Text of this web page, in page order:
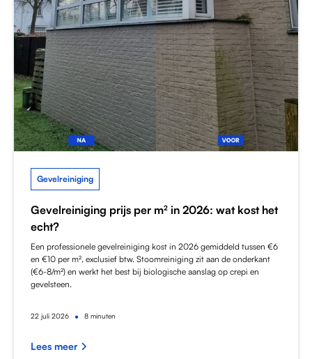
Gevelreiniging
Gevelreiniging prijs per m² in 2026: wat kost het
echt?
Een professionele gevelreiniging kost in 2026 gemiddeld tussen €6
en €10 per m², exclusief btw. Stoomreiniging zit aan de onderkant
(€6-8/m²) en werkt het best bij biologische aanslag op crepi en
gevelsteen.
22 juli 2026 • 8 minuten
Lees meer